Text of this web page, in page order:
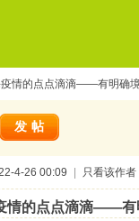
疫情的点点滴滴——有明确
发帖
4-26 00:09 只看该作者
情的点点滴滴——有